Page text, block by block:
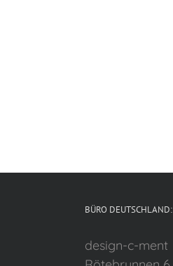
BÜRO DEUTSCHLAND:
design-c-ment